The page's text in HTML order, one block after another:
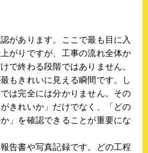
があります。ここで最も目に入
がりですが、工事の流れ全体か
で終わる段階ではありません。
もきれいに見える瞬間です。し
は完全には分かりません。その
きれいか」だけでなく、「どの
」を確認できることが重要にな
告書や写真記録です。どの工程